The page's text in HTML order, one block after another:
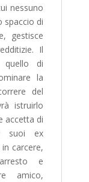
nessuno
spaccio di
gestisce
Il
di
la
del
istruirlo
accetta di
suoi ex
carcere,
e
amico,